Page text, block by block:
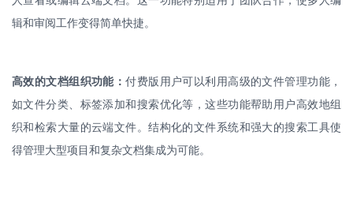
辑和审阅工作变得简单快捷。
高效的文档组织功能：付费版用户可以利用高级的文件管理功能，
如文件分类、标签添加和搜索优化等，这些功能帮助用户高效地组
织和检索大量的云端文件。结构化的文件系统和强大的搜索工具使
得管理大型项目和复杂文档集成为可能。